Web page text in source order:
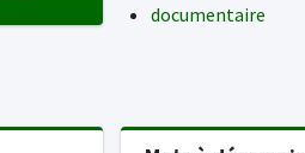
documentaire